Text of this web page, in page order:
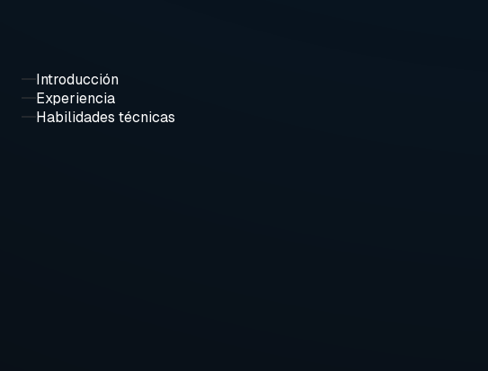
Introducción
Experiencia
Habilidades técnicas